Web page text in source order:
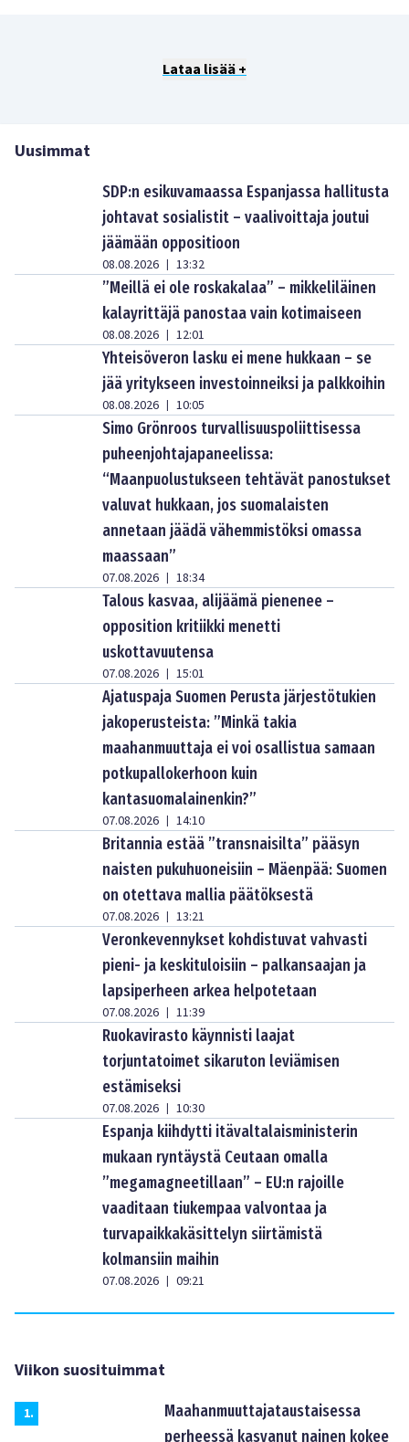
Lataa lisää +
Uusimmat
SDP:n esikuvamaassa Espanjassa hallitusta
johtavat sosialistit – vaalivoittaja joutui
jäämään oppositioon
08.08.2026 | 13:32
”Meillä ei ole roskakalaa” – mikkeliläinen
kalayrittäjä panostaa vain kotimaiseen
08.08.2026 | 12:01
Yhteisöveron lasku ei mene hukkaan – se
jää yritykseen investoinneiksi ja palkkoihin
08.08.2026 | 10:05
Simo Grönroos turvallisuuspoliittisessa
puheenjohtajapaneelissa:
“Maanpuolustukseen tehtävät panostukset
valuvat hukkaan, jos suomalaisten
annetaan jäädä vähemmistöksi omassa
maassaan”
07.08.2026 | 18:34
Talous kasvaa, alijäämä pienenee –
opposition kritiikki menetti
uskottavuutensa
07.08.2026 | 15:01
Ajatuspaja Suomen Perusta järjestötukien
jakoperusteista: ”Minkä takia
maahanmuuttaja ei voi osallistua samaan
potkupallokerhoon kuin
kantasuomalainenkin?”
07.08.2026 | 14:10
Britannia estää ”transnaisilta” pääsyn
naisten pukuhuoneisiin – Mäenpää: Suomen
on otettava mallia päätöksestä
07.08.2026 | 13:21
Veronkevennykset kohdistuvat vahvasti
pieni- ja keskituloisiin – palkansaajan ja
lapsiperheen arkea helpotetaan
07.08.2026 | 11:39
Ruokavirasto käynnisti laajat
torjuntatoimet sikaruton leviämisen
estämiseksi
07.08.2026 | 10:30
Espanja kiihdytti itävaltalaisministerin
mukaan ryntäystä Ceutaan omalla
”megamagneetillaan” – EU:n rajoille
vaaditaan tiukempaa valvontaa ja
turvapaikkakäsittelyn siirtämistä
kolmansiin maihin
07.08.2026 | 09:21
Viikon suosituimmat
1.
Maahanmuuttajataustaisessa
perheessä kasvanut nainen kokee